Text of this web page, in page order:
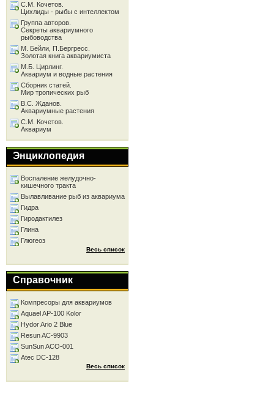
С.М. Кочетов.
Цихлиды - рыбы с интеллектом
Группа авторов.
Секреты аквариумного
рыбоводства
М. Бейли, П.Бергресс.
Золотая книга аквариумиста
М.Б. Цирлинг.
Аквариум и водные растения
Сборник статей.
Мир тропических рыб
В.С. Жданов.
Аквариумные растения
С.М. Кочетов.
Аквариум
Энциклопедия
Воспаление желудочно-
кишечного тракта
Вылавливание рыб из аквариума
Гидра
Гиродактилез
Глина
Глюгеоз
Весь список
Справочник
Компресоры для аквариумов
Aquael AP-100 Kolor
Hydor Ario 2 Blue
Resun AC-9903
SunSun ACO-001
Atec DC-128
Весь список